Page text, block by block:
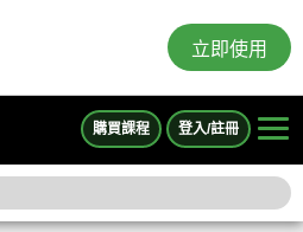
立即使用
購買課程 登入/註冊